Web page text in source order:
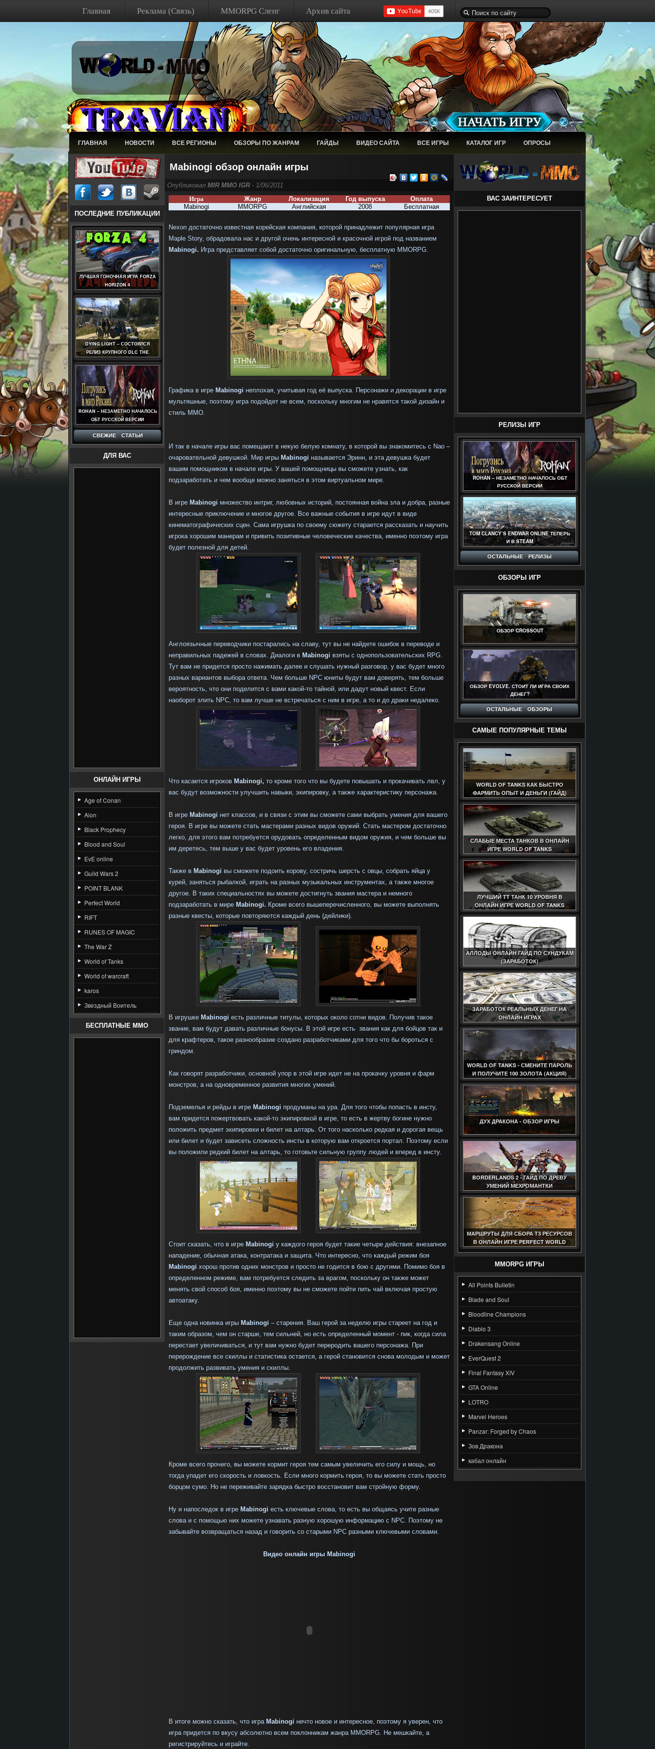
Главная Реклама (Связь) MMORPG Сленг Архив сайта
ГЛАВНАЯ НОВОСТИ ВСЕ РЕГИОНЫ ОБЗОРЫ ПО ЖАНРАМ ГАЙДЫ ВИДЕО САЙТА ВСЕ ИГРЫ КАТАЛОГ ИГР ОПРОСЫ
ПОСЛЕДНИЕ ПУБЛИКАЦИИ
ЛУЧШАЯ ГОНОЧНАЯ ИГРА FORZA
HORIZON 4
DYING LIGHT – СОСТОЯЛСЯ
РЕЛИЗ КРУПНОГО DLC THE
FOLLOWING
ROHAN – НЕЗАМЕТНО НАЧАЛОСЬ
ОБТ РУССКОЙ ВЕРСИИ
СВЕЖИЕ СТАТЬИ
ДЛЯ ВАС
ОНЛАЙН ИГРЫ
Age of Conan
Aion
Black Prophecy
Blood and Soul
EvE online
Guild Wars 2
POINT BLANK
Perfect World
RIFT
RUNES OF MAGIC
The War Z
World of Tanks
World of warcraft
karos
Звездный Воитель
БЕСПЛАТНЫЕ MMO
Mabinogi обзор онлайн игры
Опубликовал MIR MMO IGR - 1/06/2011
Игра
Жанр Локализация Год выпуска
Оплата
Mabinogi
MMORPG Английская 2008 Бесплатная
Nexon достаточно известная корейская компания, которой принадлежит популярная игра
Maple Story, обрадовала нас и другой очень интересной и красочной игрой под названием
Mabinogi. Игра представляет собой достаточно оригинальную, бесплатную MMORPG
Графика в игре Mabinogi неплохая, учитывая год её выпуска. Персонажи и декорации в игре
мультяшные, поэтому игра подойдет не всем, поскольку многим не нравятся такой дизайн и
стиль MMO.
И так в начале игры вас помещают в некую белую комнату, в которой вы знакомитесь с Nao –
очаровательной девушкой. Мир игры Mabinogi называется Эринн, и эта девушка будет
вашим помощником в начале игры. У вашей помощницы вы сможете узнать, как
подзаработать и чем вообще можно заняться в этом виртуальном мире.
В игре Mabinogi множество интриг, любовных историй, постоянная война зла и добра, разные
интересные приключение и многое другое. Все важные события в игре идут в виде
кинематографических сцен. Сама игрушка по своему сюжету старается рассказать и научить
игрока хорошим манерам и привить позитивные человеческие качества, именно поэтому игра
будет полезной для детей.
Англоязычные переводчики постарались на славу, тут вы не найдете ошибок в переводе и
неправильных падежей в словах. Диалоги в Mabinogi взяты с однопользовательских RPG.
Тут вам не придется просто нажимать далее и слушать нужный разговор, у вас будет много
разных вариантов выбора ответа. Чем больше NPC юниты будут вам доверять, тем больше
вероятность, что они поделится с вами какой-то тайной, или дадут новый квест. Если
наоборот злить NPC , то вам лучше не встречаться с ним в игре, а то и до драки недалеко.
Что касается игроков Mabinogi, то кроме того что вы будете повышать и прокачивать лвл, у
вас будут возможности улучшить навыки, экипировку, а также характеристику персонажа.
В игре Mabinogi нет классов, и в связи с этим вы сможете сами выбрать умения для вашего
героя. В игре вы можете стать мастерами разных видов оружий. Стать мастером достаточно
легко, для этого вам потребуется орудовать определенным видом оружия, и чем больше вы
им деретесь, тем выше у вас будет уровень его владения.
Также в Mabinogi вы сможете подоить корову, состричь шерсть с овцы, собрать яйца у
курей, заняться рыбалкой, играть на разных музыкальных инструментах, а также многое
другое. В таких специальностях вы можете достигнуть звания мастера и немного
подзаработать в мире Mabinogi. Кроме всего вышеперечисленного, вы можете выполнять
разные квесты, которые повторяются каждый день (дейлики).
В игрушке Mabinogi есть различные титулы, которых около сотни видов. Получив такое
звание, вам будут давать различные бонусы. В этой игре есть звания как для бойцов так и
для крафтеров, такое разнообразие создано разработчиками для того что бы бороться с
гриндом.
Как говорят разработчики, основной упор в этой игре идет не на прокачку уровня и фарм
монстров, а на одновременное развития многих умений.
Подземелья и рейды в игре Mabinogi продуманы на ура. Для того чтобы попасть в инсту,
вам придется пожертвовать какой-то экипировкой в игре, то есть в жертву богине нужно
положить предмет экипировки и билет на алтарь. От того насколько редкая и дорогая вещь
или билет и будет зависеть сложность инсты в которую вам откроется портал. Поэтому если
вы положили редкий билет на алтарь, то готовьте сильную группу людей и вперед в инсту.
Стоит сказать, что в игре Mabinogi у каждого героя будет такие четыре действия: внезапное
нападение, обычная атака, контратака и защита. Что интересно, что каждый режим боя
Mabinogi хорош против одних монстров и просто не годится в бою с другими. Помимо боя в
определенном режиме, вам потребуется следить за врагом, поскольку он также может
менять свой способ боя, именно поэтому вы не сможете пойти пить чай включая простую
автоатаку.
Еще одна новинка игры Mabinogi – старения. Ваш герой за неделю игры стареет на год и
таким образом, чем он старше, тем сильней, но есть определенный момент - пик, когда сила
перестает увеличиваться, и тут вам нужно будет переродить вашего персонажа. При
перерождение все скиллы и статистика остается, а герой становится снова молодым и может
продолжить развивать умения и скиллы.
Кроме всего прочего, вы можете кормит героя тем самым увеличить его силу и мощь, но
тогда упадет его скорость и ловкость. Если много кормить героя, то вы можете стать просто
борцом сумо. Но не переживайте зарядка быстро восстановит вам стройную форму.
Ну и напоследок в игре Mabinogi есть ключевые слова, то есть вы общаясь учите разные
слова и с помощью них можете узнавать разную хорошую информацию с NPC. Поэтому не
забывайте возвращаться назад и говорить со старыми NPC разными ключевыми словами.
Видео онлайн игры Mabinogi
В итоге можно сказать, что игра Mabinogi нечто новое и интересное, поэтому я уверен, что
игра придется по вкусу абсолютно всем поклонникам жанра MMORPG . Не мешкайте, а
регистрируйтесь и играйте.
ВАС ЗАИНТЕРЕСУЕТ
РЕЛИЗЫ ИГР
ROHAN – НЕЗАМЕТНО НАЧАЛОСЬ ОБТ
РУССКОЙ ВЕРСИИ
TOM CLANCY’S ENDWAR ONLINE ТЕПЕРЬ
И В STEAM
ОСТАЛЬНЫЕ РЕЛИЗЫ
ОБЗОРЫ ИГР
ОБЗОР CROSSOUT
ОБЗОР EVOLVE. СТОИТ ЛИ ИГРА СВОИХ
ДЕНЕГ?
ОСТАЛЬНЫЕ ОБЗОРЫ
САМЫЕ ПОПУЛЯРНЫЕ ТЕМЫ
WORLD OF TANKS КАК БЫСТРО
ФАРМИТЬ ОПЫТ И ДЕНЬГИ (ГАЙД)
СЛАБЫЕ МЕСТА ТАНКОВ В ОНЛАЙН
ИГРЕ WORLD OF TANKS
ЛУЧШИЙ ТТ ТАНК 10 УРОВНЯ В
ОНЛАЙН ИГРЕ WORLD OF TANKS
АЛЛОДЫ ОНЛАЙН ГАЙД ПО СУНДУКАМ
(ЗАРАБОТОК)
ЗАРАБОТОК РЕАЛЬНЫХ ДЕНЕГ НА
ОНЛАЙН ИГРАХ
WORLD OF TANKS - СМЕНИТЕ ПАРОЛЬ
И ПОЛУЧИТЕ 100 ЗОЛОТА (АКЦИЯ)
ДУХ ДРАКОНА - ОБЗОР ИГРЫ
BORDERLANDS 2 - ГАЙД ПО ДРЕВУ
УМЕНИЙ МЕХРОМАНТКИ
МАРШРУТЫ ДЛЯ СБОРА Т3 РЕСУРСОВ
В ОНЛАЙН ИГРЕ PERFECT WORLD
(ГАЙД)
MMORPG ИГРЫ
All Points Bulletin
Blade and Soul
Bloodline Champions
Diablo 3
Drakensang Online
EverQuest 2
Final Fantasy XIV
GTA Online
LOTRO
Marvel Heroes
Panzar: Forged by Chaos
Зов Дракона
кабал онлайн